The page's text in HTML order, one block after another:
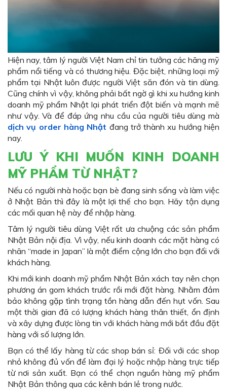
Hiện nay, tâm lý người Việt Nam chỉ tin tưởng các hãng mỹ
phẩm nổi tiếng và có thương hiệu. Đặc biệt, những loại mỹ
phẩm tại Nhật luôn được người Việt săn đón và tin dùng.
Cũng chính vì vậy, không phải bất ngờ gì khi xu hướng kinh
doanh mỹ phẩm Nhật lại phát triển đột biến và mạnh mẽ
như vậy. Và để đáp ứng nhu cầu của người tiêu dùng mà
dịch vụ order hàng Nhật đang trở thành xu hướng hiện
nay.
LƯU Ý KHI MUỐN KINH DOANH
MỸ PHẨM TỪ NHẬT?
Nếu có người nhà hoặc bạn bè đang sinh sống và làm việc
ở Nhật Bản thì đây là một lợi thế cho bạn. Hãy tận dụng
các mối quan hệ này để nhập hàng.
Tâm lý người tiêu dùng Việt rất ưa chuộng các sản phẩm
Nhật Bản nội địa. Vì vậy, nếu kinh doanh các mặt hàng có
nhãn “made in Japan” là một điểm cộng lớn cho bạn đối với
khách hàng.
Khi mới kinh doanh mỹ phẩm Nhật Bản xách tay nên chọn
phương án gom khách trước rồi mới đặt hàng. Nhằm đảm
bảo không gặp tình trạng tồn hàng dẫn đến hụt vốn. Sau
một thời gian đã có lượng khách hàng thân thiết, ổn định
và xây dựng được lòng tin với khách hàng mới bắt đầu đặt
hàng với số lượng lớn.
Bạn có thể lấy hàng từ các shop bán sỉ: Đối với các shop
nhỏ không đủ vốn để làm đại lý hoặc nhập hàng trực tiếp
từ nơi sản xuất. Bạn có thể chọn nguồn hàng mỹ phẩm
Nhật Bản thông qua các kênh bán lẻ trong nước.